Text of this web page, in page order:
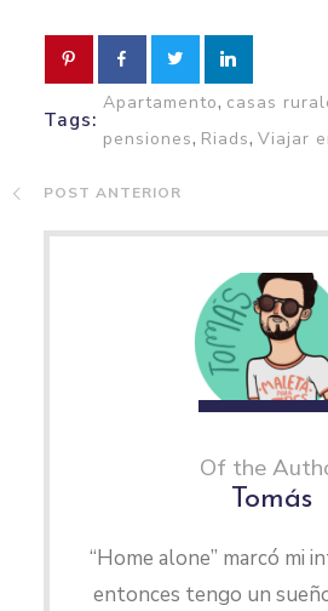
Tags:
Apartamento, casas
pensiones, Riads, Viajar
POST ANTERIOR
Of the
Tomás
“Home alone” marcó mi
entonces tengo un